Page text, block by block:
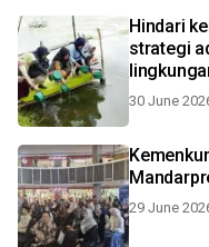
Hindari
strategi
30 June
29 June